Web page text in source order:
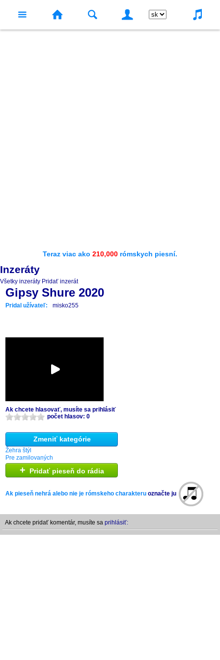
Teraz viac ako 210,000 rómskych piesní.
Inzeráty
Všetky inzeráty Pridať inzerát
Gipsy Shure 2020
Pridal užívateľ: misko255
Ak chcete hlasovať, musíte sa prihlásiť
počet hlasov: 0
Zmeniť kategórie
Žehra štýl
Pre zamilovaných
+ Pridať pieseň do rádia
Ak pieseň nehrá alebo nie je rómskeho charakteru označte ju
Ak chcete pridať komentár, musíte sa prihlásiť: